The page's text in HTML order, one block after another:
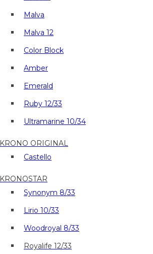
Malva
Malva 12
Color Block
Amber
Emerald
Ruby 12/33
Ultramarine 10/34
KRONO ORIGINAL
Castello
KRONOSTAR
Synonym 8/33
Lirio 10/33
Woodroyal 8/33
Royalife 12/33